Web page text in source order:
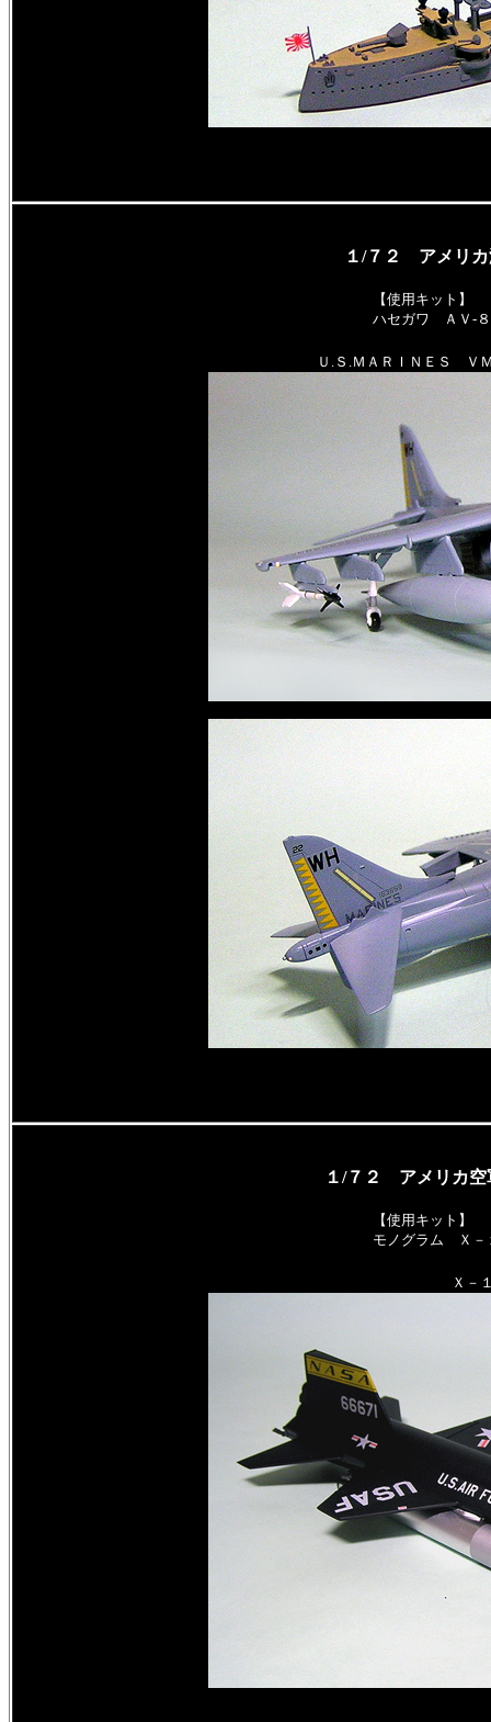
１/７２ アメリ
【使用キット】
ハセガワ ＡＶ-
Ｕ.Ｓ.ＭＡＲＩＮＥＳ Ｖ
１/７２ アメリカ
【使用キット】
モノグラム Ｘ－
Ｘ－